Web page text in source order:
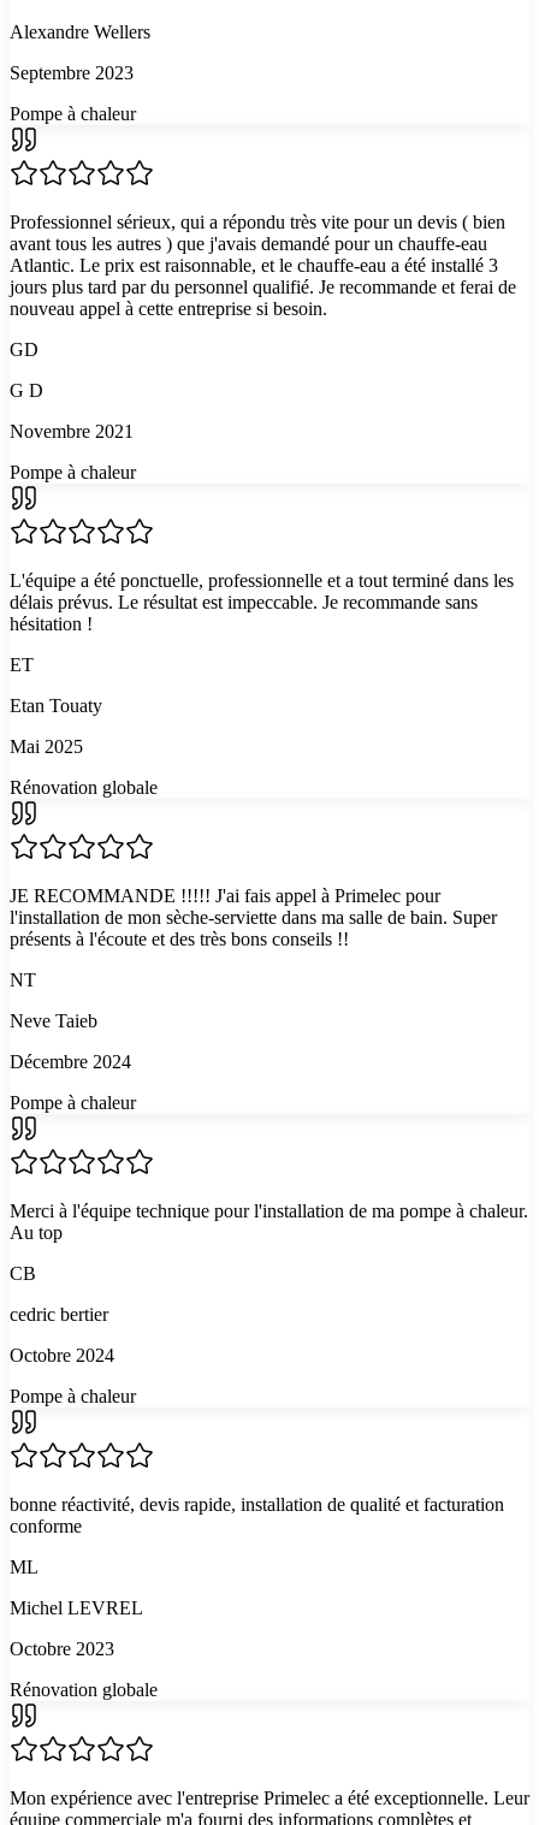
Alexandre Wellers
Septembre 2023
Pompe à chaleur
Professionnel sérieux, qui a répondu très vite pour un devis ( bien
avant tous les autres ) que j'avais demandé pour un chauffe-eau
Atlantic. Le prix est raisonnable, et le chauffe-eau a été installé 3
jours plus tard par du personnel qualifié. Je recommande et ferai de
nouveau appel à cette entreprise si besoin.
GD
G D
Novembre 2021
Pompe à chaleur
L'équipe a été ponctuelle, professionnelle et a tout terminé dans les
délais prévus. Le résultat est impeccable. Je recommande sans
hésitation !
ET
Etan Touaty
Mai 2025
Rénovation globale
JE RECOMMANDE !!!!! J'ai fais appel à Primelec pour
l'installation de mon sèche-serviette dans ma salle de bain. Super
présents à l'écoute et des très bons conseils !!
NT
Neve Taieb
Décembre 2024
Pompe à chaleur
Merci à l'équipe technique pour l'installation de ma pompe à chaleur.
Au top
CB
cedric bertier
Octobre 2024
Pompe à chaleur
bonne réactivité, devis rapide, installation de qualité et facturation
conforme
ML
Michel LEVREL
Octobre 2023
Rénovation globale
Mon expérience avec l'entreprise Primelec a été exceptionnelle. Leur
équipe commerciale m'a fourni des informations complètes et